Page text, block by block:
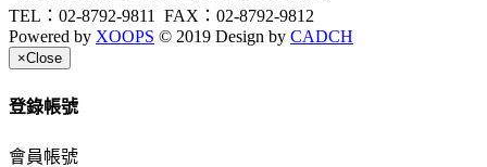
TEL：02-8792-9811 FAX：02-8792-9812
Powered by XOOPS © 2019 Design by CADCH
×Close
登錄帳號
會員帳號